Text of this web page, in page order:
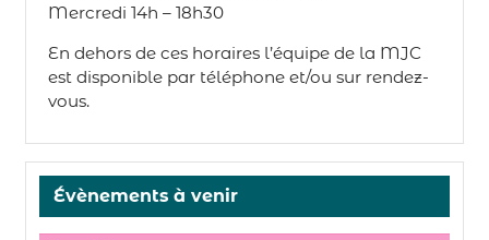
Mercredi 14h – 18h30
En dehors de ces horaires l’équipe de la MJC
est disponible par téléphone et/ou sur rendez-
vous.
Évènements à venir